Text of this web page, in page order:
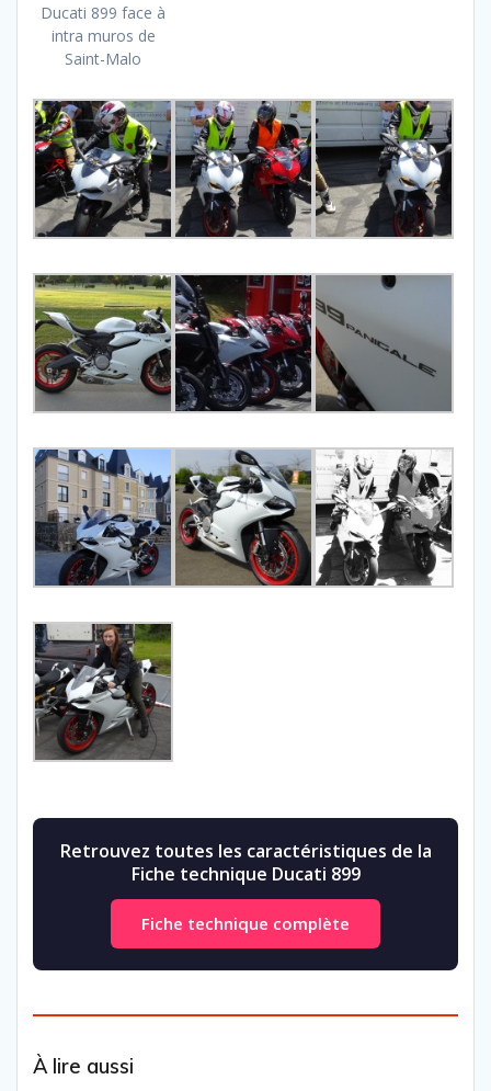
Ducati 899 face à
intra muros de
Saint-Malo
Retrouvez toutes les caractéristiques de la
Fiche technique Ducati 899
Fiche technique complète
À lire aussi